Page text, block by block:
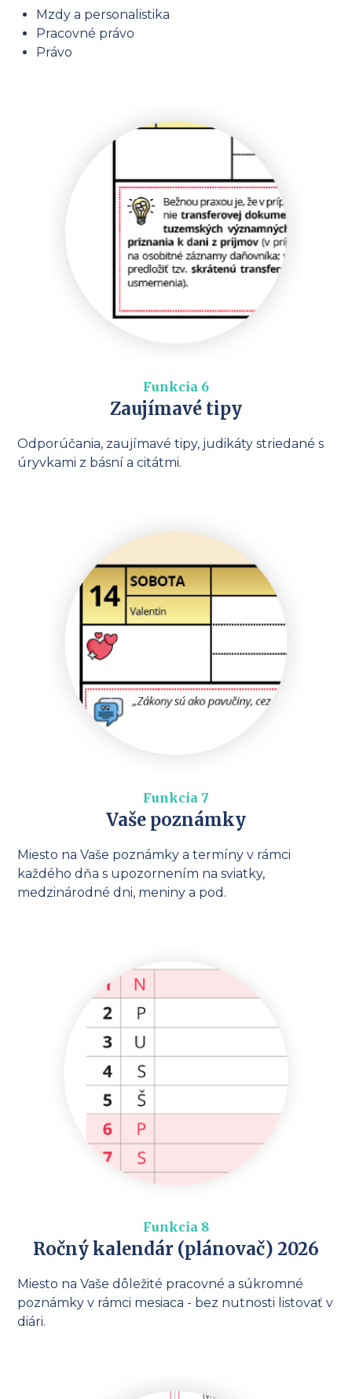
Mzdy a personalistika
Pracovné právo
Právo
Funkcia 6
Zaujímavé tipy
Odporúčania, zaujímavé tipy, judikáty striedané s
úryvkami z básní a citátmi.
Funkcia 7
Vaše poznámky
Miesto na Vaše poznámky a termíny v rámci
každého dňa s upozornením na sviatky,
medzinárodné dni, meniny a pod.
Funkcia 8
Ročný kalendár (plánovač) 2026
Miesto na Vaše dôležité pracovné a súkromné
poznámky v rámci mesiaca - bez nutnosti listovať v
diári.